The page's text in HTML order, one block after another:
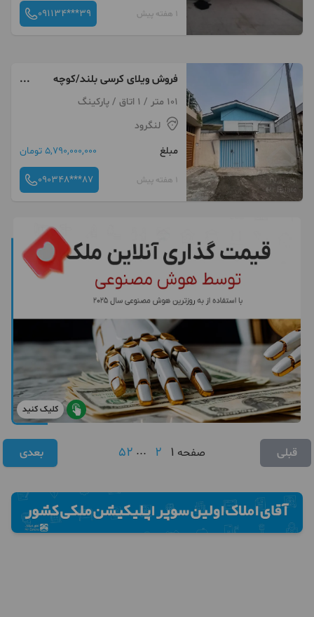
1 هفته پیش 091134***39
فروش ویلای کرسی بلند/کوچه
وحدت/بنا سنتی/بازسازی شد
101 متر / 1 اتاق / پارکینگ
لنگرود
مبلغ
5,790,000,000 تومان
1 هفته پیش 090348***87
کلیک کنید
قبلی صفحه 1
2
...
52 بعدی